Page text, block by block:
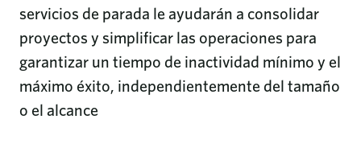
servicios de parada le ayudarán a consolidar
proyectos y simplificar las operaciones para
garantizar un tiempo de inactividad mínimo y el
máximo éxito, independientemente del tamaño
o el alcance